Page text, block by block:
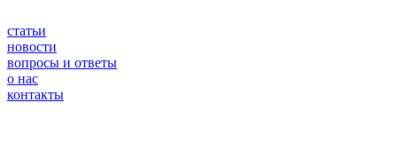
статьи
новости
вопросы и ответы
о нас
контакты